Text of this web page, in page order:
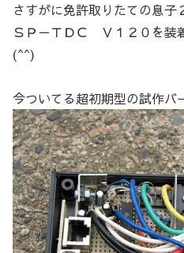
さすがに免許取りたての息子
ＳＰ－ＴＤＣ Ｖ１２０を装
(^^)
今ついてる超初期型の試作バ